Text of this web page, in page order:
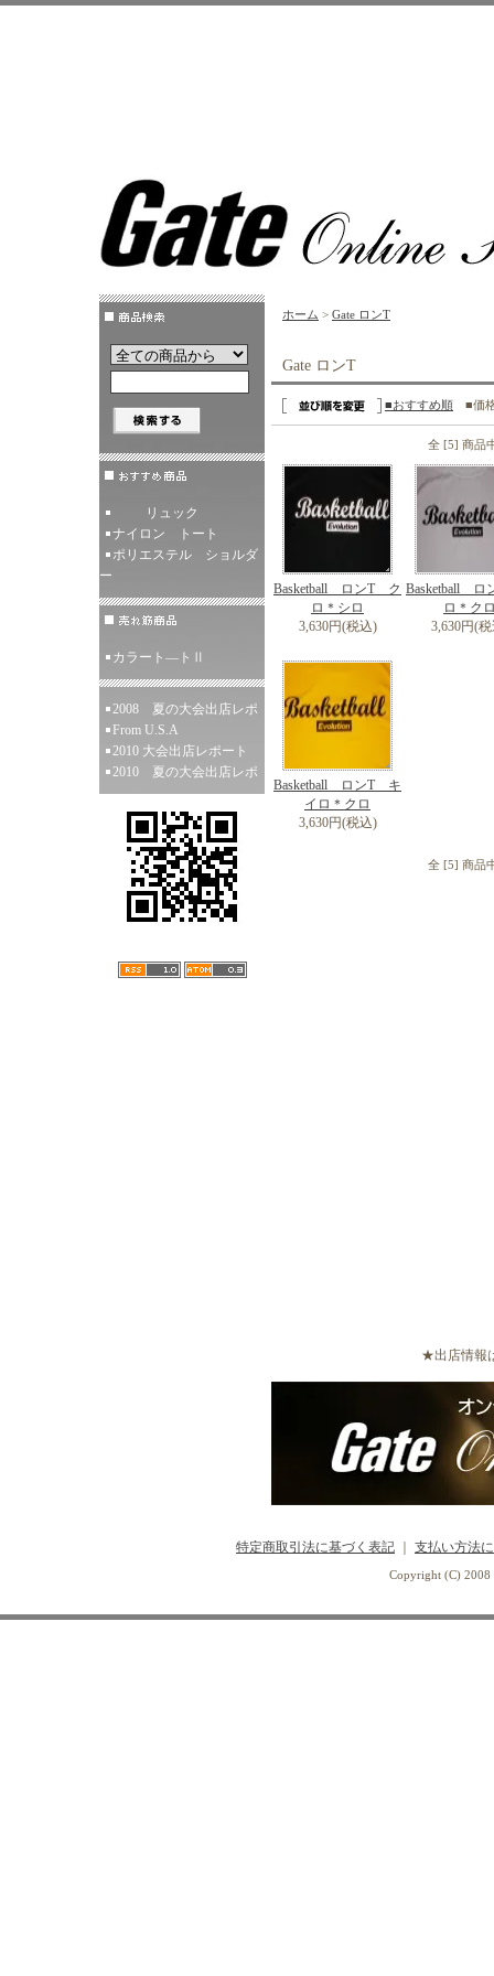
リュック
ナイロン トート
ポリエステル ショルダ
ー
カラート―トⅡ
2008 夏の大会出店レポ
From U.S.A
2010 大会出店レポート
2010 夏の大会出店レポ
ホーム > Gate ロンT
Gate ロンT
■おすすめ順 ■価
全 [5] 商品
Basketball ロンT ク
ロ＊シロ
3,630円(税込)
Basketball
ロ＊ク
3,630円(
Basketball ロンT キ
イロ＊クロ
3,630円(税込)
全 [5] 商品
★出店情報
特定商取引法に基づく表記 支払い方法
Copyright (C) 2008